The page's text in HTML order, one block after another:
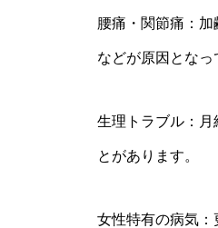
腰痛・関節痛：
などが原因となっ
生理トラブル：月
とがあります。
女性特有の病気：